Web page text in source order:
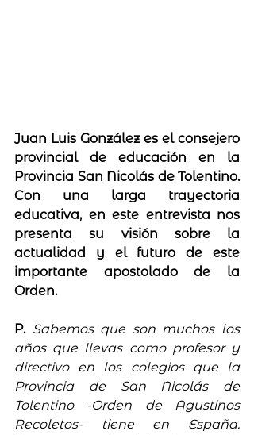
Juan Luis González es el consejero
provincial de educación en la
Provincia San Nicolás de Tolentino.
Con una larga trayectoria
educativa, en este entrevista nos
presenta su visión sobre la
actualidad y el futuro de este
importante apostolado de la
Orden.
P. Sabemos que son muchos los
años que llevas como profesor y
directivo en los colegios que la
Provincia de San Nicolás de
Tolentino -Orden de Agustinos
Recoletos- tiene en España.